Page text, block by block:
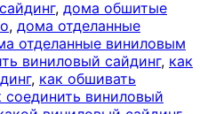
, дома обшитые
, дома отделанные
отделанные виниловым
виниловый сайдинг, как
, как обшивать
соединить виниловый